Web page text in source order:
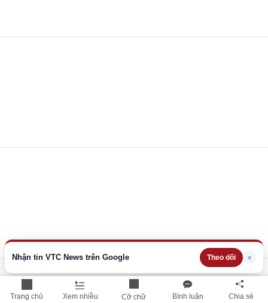
Trang chủ Xem nhiều Cỡ chữ Bình luận Chia sẻ
Nhận tin VTC News trên Google Theo dõi ×